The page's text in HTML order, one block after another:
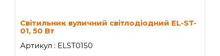
Світильник вуличний світлодіодний EL-ST-
01, 50 Вт
Артикул : ELST0150